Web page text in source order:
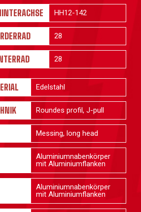
HH12-142
28
28
Edelstahl
Roundes profil, J-pull
Messing, long head
Aluminiumnabenkörper
mit Aluminiumflanken
Aluminiumnabenkörper
mit Aluminiumflanken